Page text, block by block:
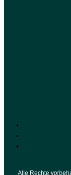
Alle Rechte